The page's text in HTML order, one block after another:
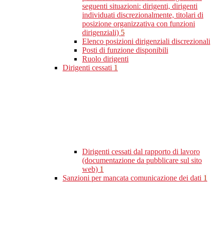
seguenti situazioni: dirigenti, dirigenti
individuati discrezionalmente, titolari di
posizione organizzativa con funzioni
dirigenziali) 5
Elenco posizioni dirigenziali discrezionali
Posti di funzione disponibili
Ruolo dirigenti
Dirigenti cessati 1
Dirigenti cessati dal rapporto di lavoro
(documentazione da pubblicare sul sito
web) 1
Sanzioni per mancata comunicazione dei dati 1